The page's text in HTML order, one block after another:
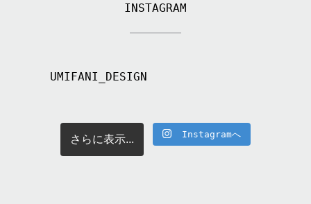
INSTAGRAM
UMIFANI_DESIGN
さらに表示... Instagramへ